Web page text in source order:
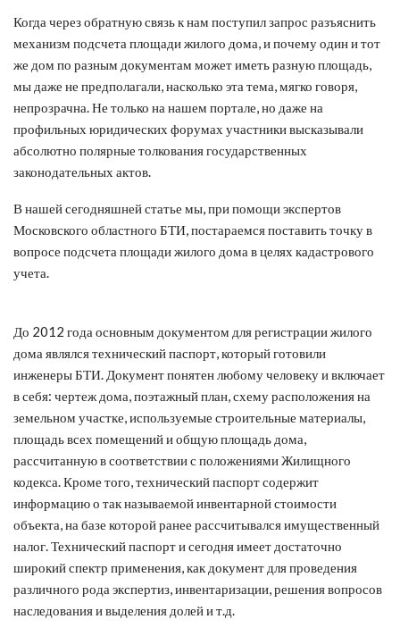
Когда через обратную связь к нам поступил запрос разъяснить
механизм подсчета площади жилого дома, и почему один и тот
же дом по разным документам может иметь разную площадь,
мы даже не предполагали, насколько эта тема, мягко говоря,
непрозрачна. Не только на нашем портале, но даже на
профильных юридических форумах участники высказывали
абсолютно полярные толкования государственных
законодательных актов.
В нашей сегодняшней статье мы, при помощи экспертов
Московского областного БТИ, постараемся поставить точку в
вопросе подсчета площади жилого дома в целях кадастрового
учета.
До 2012 года основным документом для регистрации жилого
дома являлся технический паспорт, который готовили
инженеры БТИ. Документ понятен любому человеку и включает
в себя: чертеж дома, поэтажный план, схему расположения на
земельном участке, используемые строительные материалы,
площадь всех помещений и общую площадь дома,
рассчитанную в соответствии с положениями Жилищного
кодекса. Кроме того, технический паспорт содержит
информацию о так называемой инвентарной стоимости
объекта, на базе которой ранее рассчитывался имущественный
налог. Технический паспорт и сегодня имеет достаточно
широкий спектр применения, как документ для проведения
различного рода экспертиз, инвентаризации, решения вопросов
наследования и выделения долей и т.д.